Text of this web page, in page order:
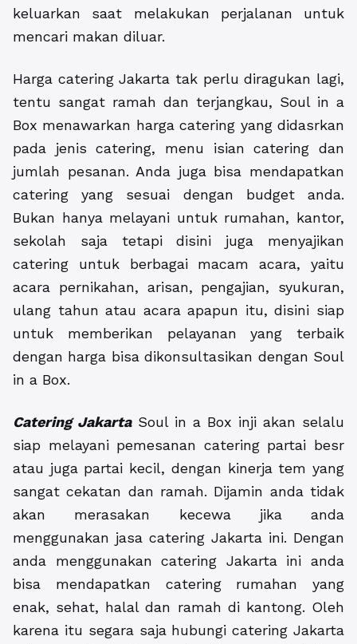
keluarkan saat melakukan perjalanan untuk
mencari makan diluar.
Harga catering Jakarta tak perlu diragukan lagi,
tentu sangat ramah dan terjangkau, Soul in a
Box menawarkan harga catering yang didasrkan
pada jenis catering, menu isian catering dan
jumlah pesanan. Anda juga bisa mendapatkan
catering yang sesuai dengan budget anda.
Bukan hanya melayani untuk rumahan, kantor,
sekolah saja tetapi disini juga menyajikan
catering untuk berbagai macam acara, yaitu
acara pernikahan, arisan, pengajian, syukuran,
ulang tahun atau acara apapun itu, disini siap
untuk memberikan pelayanan yang terbaik
dengan harga bisa dikonsultasikan dengan Soul
in a Box.
Catering JakartaSoul in a Box inji akan selalu
siap melayani pemesanan catering partai besr
atau juga partai kecil, dengan kinerja tem yang
sangat cekatan dan ramah. Dijamin anda tidak
akan merasakan kecewa jika anda
menggunakan jasa catering Jakarta ini. Dengan
anda menggunakan catering Jakarta ini anda
bisa mendapatkan catering rumahan yang
enak, sehat, halal dan ramah di kantong. Oleh
karena itu segara saja hubungi catering Jakarta